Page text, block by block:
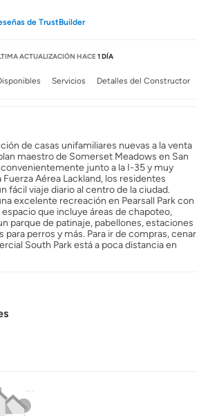
de TrustBuilder
ACTUALIZACIÓN HACE1 DÍA
Servicios Detalles del Constructor
de casas unifamiliares nuevas a la venta
maestro de Somerset Meadows en San
junto a la I-35 y muy
Fuerza Aérea Lackland, los residentes
fácil viaje diario al centro de la ciudad.
excelente recreación en Pearsall Park con
que incluye áreas de chapoteo,
parque de patinaje, pabellones, estaciones
para perros y más. Para ir de compras, cenar
South Park está a poca distancia en